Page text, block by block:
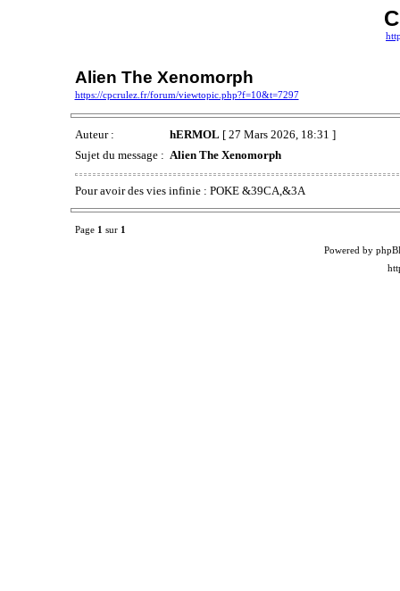
Alien The Xenomorph
https://cpcrulez.fr/forum/viewtopic.php?f=10&t=7297
Auteur : hERMOL [ 27 Mars 2026, 18:31 ]
Sujet du message : Alien The Xenomorph
Pour avoir des vies infinie : POKE &39CA,&3A
Page 1 sur 1
Powered by